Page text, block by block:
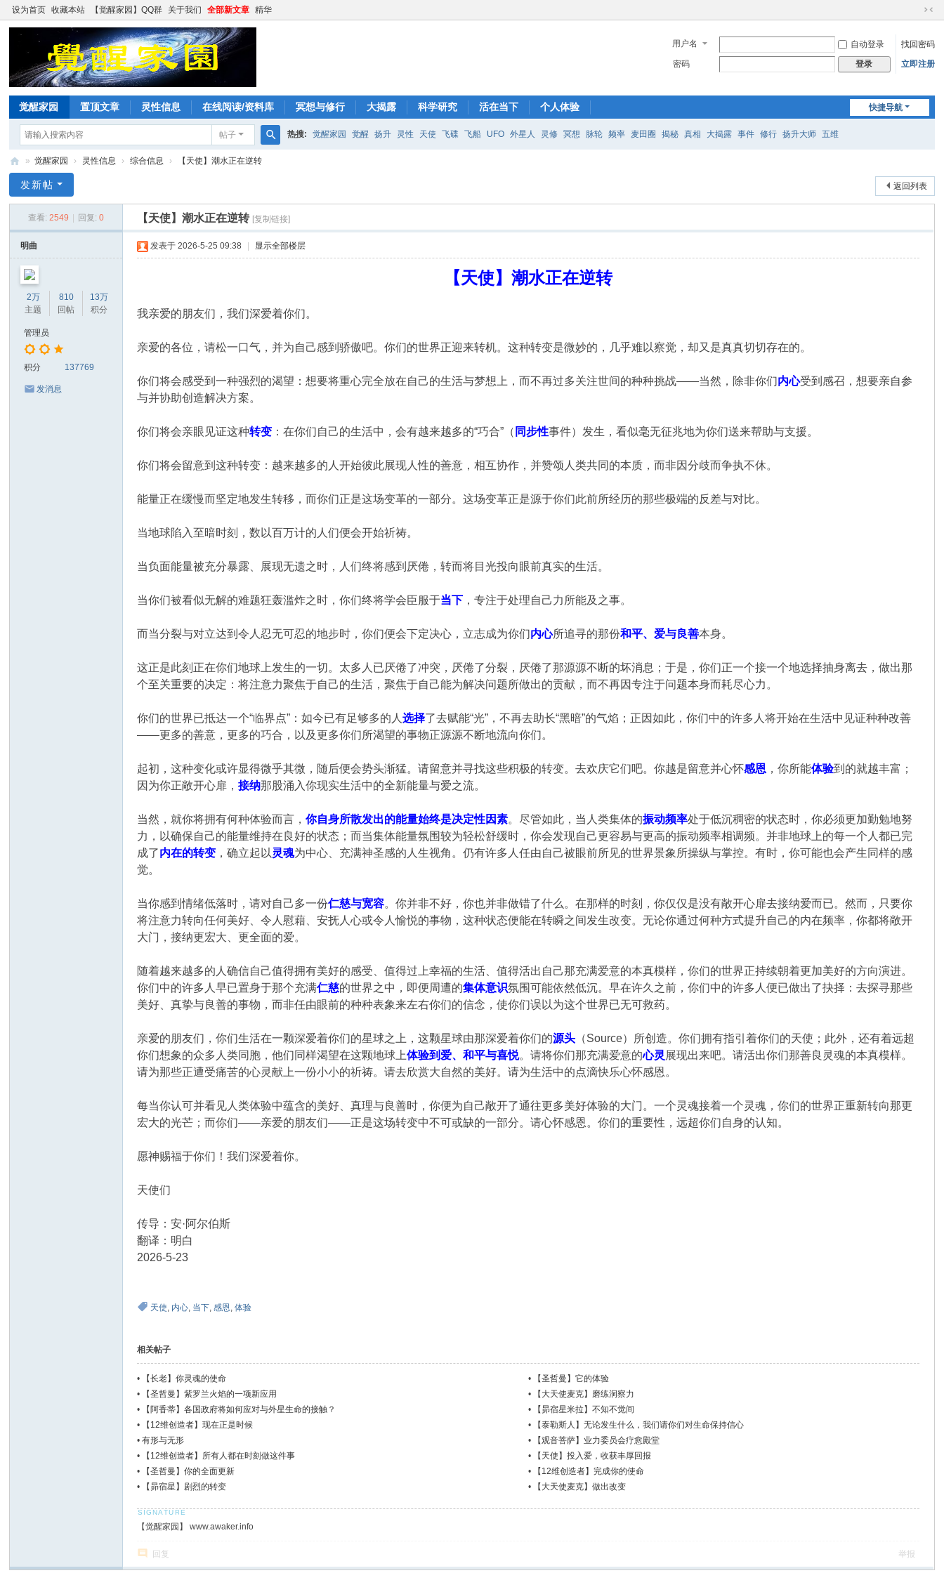
设为首页 收藏本站 【觉醒家园】QQ群 关于我们 全部新文章 精华
切
到
窄
用户名 自动登录
找回密码
密码
登录 立即注册
快捷导航
觉醒家园 置顶文章 灵性信息 在线阅读/资料库 冥想与修行 大揭露 科学研究 活在当下 个人体验
帖子 热搜: 觉醒家园 觉醒 扬升 灵性 天使 飞碟 飞船 UFO 外星人 灵修 冥想 脉轮 频率 麦田圈 揭秘 真相 大揭露 事件 修行 扬升大师 五维
醒
园
» 觉醒家园 › 灵性信息 › 综合信息 › 【天使】潮水正在逆转
返回列表
发新帖
查看: 2549 回复: 0 【天使】潮水正在逆转 [复制链接]
明曲
2万
主题
810
回帖
13万
积分
管理员
积分 137769
发消息
发表于 2026-5-25 09:38 显示全部楼层
【天使】潮水正在逆转
我亲爱的朋友们，我们深爱着你们。
亲爱的各位，请松一口气，并为自己感到骄傲吧。你们的世界正迎来转机。这种转变是微妙的，几乎难以察觉，却又是真真切切存在的。
你们将会感受到一种强烈的渴望：想要将重心完全放在自己的生活与梦想上，而不再过多关注世间的种种挑战——当然，除非你们内心受到感召，想要亲自参
与并协助创造解决方案。
你们将会亲眼见证这种转变 ：在你们自己的生活中，会有越来越多的“巧合”（ 同步性事件）发生，看似毫无征兆地为你们送来帮助与支援。
你们将会留意到这种转变：越来越多的人开始彼此展现人性的善意，相互协作，并赞颂人类共同的本质，而非因分歧而争执不休。
能量正在缓慢而坚定地发生转移，而你们正是这场变革的一部分。这场变革正是源于你们此前所经历的那些极端的反差与对比。
当地球陷入至暗时刻，数以百万计的人们便会开始祈祷。
当负面能量被充分暴露、展现无遗之时，人们终将感到厌倦，转而将目光投向眼前真实的生活。
当你们被看似无解的难题狂轰滥炸之时，你们终将学会臣服于当下 ，专注于处理自己力所能及之事。
而当分裂与对立达到令人忍无可忍的地步时，你们便会下定决心，立志成为你们内心所追寻的那份和平、爱与良善本身。
这正是此刻正在你们地球上发生的一切。太多人已厌倦了冲突，厌倦了分裂，厌倦了那源源不断的坏消息；于是，你们正一个接一个地选择抽身离去，做出那
个至关重要的决定：将注意力聚焦于自己的生活，聚焦于自己能为解决问题所做出的贡献，而不再因专注于问题本身而耗尽心力。
你们的世界已抵达一个“临界点”：如今已有足够多的人选择了去赋能“光”，不再去助长“黑暗”的气焰；正因如此，你们中的许多人将开始在生活中见证种种改善
——更多的善意，更多的巧合，以及更多你们所渴望的事物正源源不断地流向你们。
起初，这种变化或许显得微乎其微，随后便会势头渐猛。请留意并寻找这些积极的转变。去欢庆它们吧。你越是留意并心怀感恩 ，你所能体验到的就越丰富；
因为你正敞开心扉，接纳那股涌入你现实生活中的全新能量与爱之流。
当然，就你将拥有何种体验而言，你自身所散发出的能量始终是决定性因素。尽管如此，当人类集体的振动频率处于低沉稠密的状态时，你必须更加勤勉地努
力，以确保自己的能量维持在良好的状态；而当集体能量氛围较为轻松舒缓时，你会发现自己更容易与更高的振动频率相调频。并非地球上的每一个人都已完
成了内在的转变 ，确立起以 灵魂为中心、充满神圣感的人生视角。仍有许多人任由自己被眼前所见的世界景象所操纵与掌控。有时，你可能也会产生同样的感
觉。
当你感到情绪低落时，请对自己多一份仁慈与宽容。你并非不好，你也并非做错了什么。在那样的时刻，你仅仅是没有敞开心扉去接纳爱而已。然而，只要你
将注意力转向任何美好、令人慰藉、安抚人心或令人愉悦的事物，这种状态便能在转瞬之间发生改变。无论你通过何种方式提升自己的内在频率，你都将敞开
大门，接纳更宏大、更全面的爱。
随着越来越多的人确信自己值得拥有美好的感受、值得过上幸福的生活、值得活出自己那充满爱意的本真模样，你们的世界正持续朝着更加美好的方向演进。
你们中的许多人早已置身于那个充满仁慈的世界之中，即便周遭的集体意识氛围可能依然低沉。早在许久之前，你们中的许多人便已做出了抉择：去探寻那些
美好、真挚与良善的事物，而非任由眼前的种种表象来左右你们的信念，使你们误以为这个世界已无可救药。
亲爱的朋友们，你们生活在一颗深爱着你们的星球之上，这颗星球由那深爱着你们的源头 （Source）所创造。你们拥有指引着你们的天使；此外，还有着远超
你们想象的众多人类同胞，他们同样渴望在这颗地球上体验到爱、和平与喜悦。请将你们那充满爱意的心灵 展现出来吧。请活出你们那善良灵魂的本真模样。
请为那些正遭受痛苦的心灵献上一份小小的祈祷。请去欣赏大自然的美好。请为生活中的点滴快乐心怀感恩。
每当你认可并看见人类体验中蕴含的美好、真理与良善时，你便为自己敞开了通往更多美好体验的大门。一个灵魂接着一个灵魂，你们的世界正重新转向那更
宏大的光芒；而你们——亲爱的朋友们——正是这场转变中不可或缺的一部分。请心怀感恩。你们的重要性，远超你们自身的认知。
愿神赐福于你们！我们深爱着你。
天使们
传导：安·阿尔伯斯
翻译：明白
2026-5-23
天使, 内心, 当下,感恩,体验
相关帖子
• 【长老】你灵魂的使命 •
【圣哲曼】它的体验
•
【圣哲曼】紫罗兰火焰的一项新应用 •
【大天使麦克】磨练洞察力
•
【阿香蒂】各国政府将如何应对与外星生命的接触？ •
【昴宿星米拉】不知不觉间
•
【12维创造者】现在正是时候 •
【泰勒斯人】无论发生什么，我们请你们对生命保持信心
•有形与无形 •
【观音菩萨】业力委员会疗愈殿堂
•
【12维创造者】所有人都在时刻做这件事 •
【天使】投入爱，收获丰厚回报
•
【圣哲曼】你的全面更新 •
【12维创造者】完成你的使命
•
【昴宿星】剧烈的转变 • 【大天使麦克】做出改变
【觉醒家园】 www.awaker.info
回复 举报